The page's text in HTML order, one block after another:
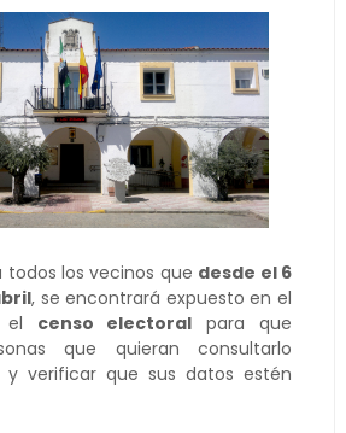
los vecinos que desde el 6
, se encontrará expuesto en el
el censo electoral para que
que quieran consultarlo
y verificar que sus datos estén